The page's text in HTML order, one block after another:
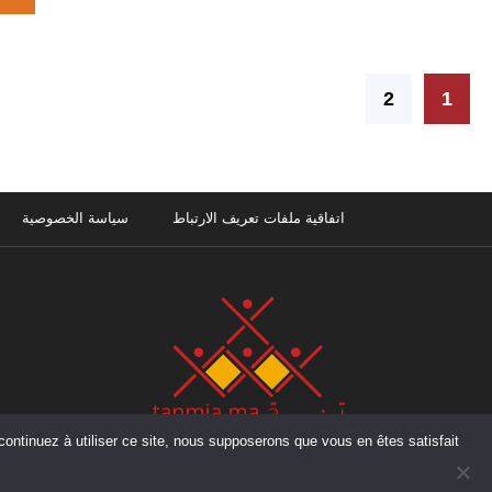
1
2
اتفاقية ملفات تعريف الارتباط سياسة الخصوصية